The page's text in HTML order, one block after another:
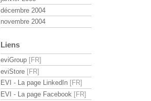
décembre 2004
novembre 2004
Liens
eviGroup
eviStore
EVI - La page LinkedIn
EVI - La page Facebook